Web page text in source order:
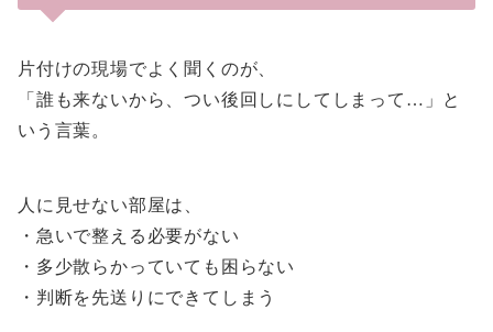
片付けの現場でよく聞くのが、
「誰も来ないから、つい後回しにしてしまって…」と
いう言葉。
人に見せない部屋は、
・急いで整える必要がない
・多少散らかっていても困らない
・判断を先送りにできてしまう